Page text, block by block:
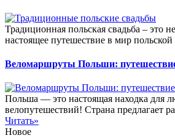
Традиционная польская свадьба – это
настоящее путешествие в мир польской
Веломаршруты Польши: путешествие
Польша — это настоящая находка для
велопутешествий! Страна предлагает
Читать»
Новое